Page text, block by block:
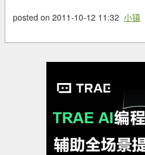
posted on 2011-10-12 11:32 小镇